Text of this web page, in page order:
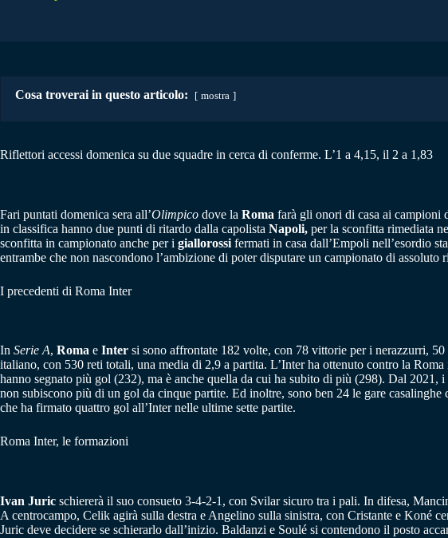
Cosa troverai in questo articolo: mostra
Riflettori accessi domenica su due squadre in cerca di conferme. L’1 a 4,15, il 2 a 1,83
Fari puntati domenica sera all’Olimpico dove la Roma farà gli onori di casa ai campioni
in classifica hanno due punti di ritardo dalla capolista Napoli, per la sconfitta rimediata
sconfitta in campionato anche per i giallorossi fermati in casa dall’Empoli nell’esordio
entrambe che non nascondono l’ambizione di poter disputare un campionato di
I precedenti di Roma Inter
In Serie A, Roma e Inter si sono affrontate 182 volte, con 78 vittorie per i nerazzurri,
italiano, con 530 reti totali, una media di 2,9 a partita. L’Inter ha ottenuto contro la
hanno segnato più gol (232), ma è anche quella da cui ha subito di più (298). Dal
non subiscono più di un gol da cinque partite. Ed inoltre, sono ben 24 le gare
che ha firmato quattro gol all’Inter nelle ultime sette partite.
Roma Inter, le formazioni
Ivan Juric schiererà il suo consueto 3-4-2-1, con Svilar sicuro tra i pali. In difesa,
A centrocampo, Celik agirà sulla destra e Angelino sulla sinistra, con Cristante e Koné
Juric deve decidere se schierarlo dall’inizio. Baldanzi e Soulé si contendono il posto